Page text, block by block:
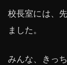
校長室には、
ました。
みんな、きっ